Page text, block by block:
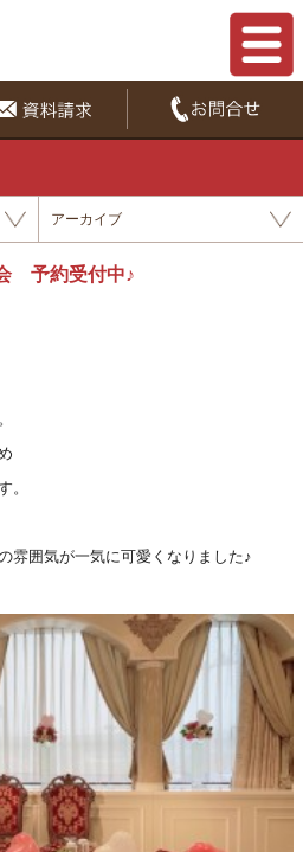
アーカイブ
予約受付中♪
。
雰囲気が一気に可愛くなりました♪